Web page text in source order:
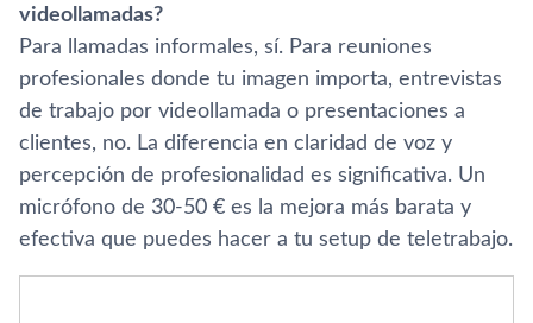
videollamadas?
Para llamadas informales, sí. Para reuniones
profesionales donde tu imagen importa, entrevistas
de trabajo por videollamada o presentaciones a
clientes, no. La diferencia en claridad de voz y
percepción de profesionalidad es significativa. Un
micrófono de 30-50 € es la mejora más barata y
efectiva que puedes hacer a tu setup de teletrabajo.